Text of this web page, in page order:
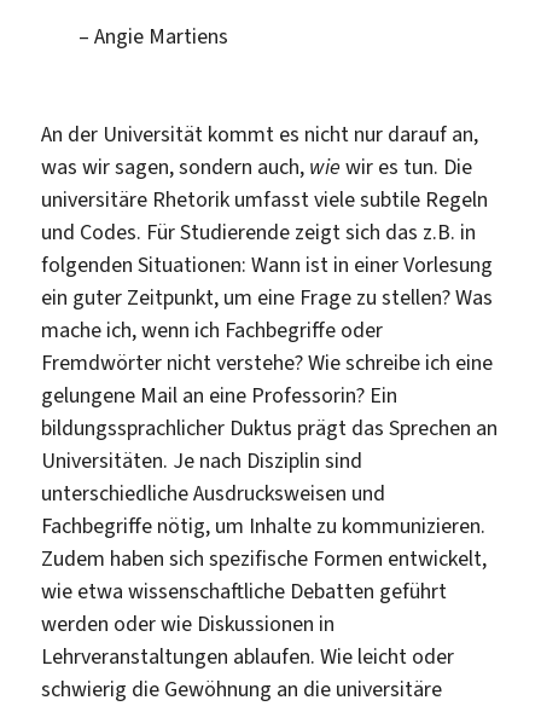
– Angie Martiens
An der Universität kommt es nicht nur darauf an,
was wir sagen, sondern auch, wie wir es tun. Die
universitäre Rhetorik umfasst viele subtile Regeln
und Codes. Für Studierende zeigt sich das z.B. in
folgenden Situationen: Wann ist in einer Vorlesung
ein guter Zeitpunkt, um eine Frage zu stellen? Was
mache ich, wenn ich Fachbegriffe oder
Fremdwörter nicht verstehe? Wie schreibe ich eine
gelungene Mail an eine Professorin? Ein
bildungssprachlicher Duktus prägt das Sprechen an
Universitäten. Je nach Disziplin sind
unterschiedliche Ausdrucksweisen und
Fachbegriffe nötig, um Inhalte zu kommunizieren.
Zudem haben sich spezifische Formen entwickelt,
wie etwa wissenschaftliche Debatten geführt
werden oder wie Diskussionen in
Lehrveranstaltungen ablaufen. Wie leicht oder
schwierig die Gewöhnung an die universitäre